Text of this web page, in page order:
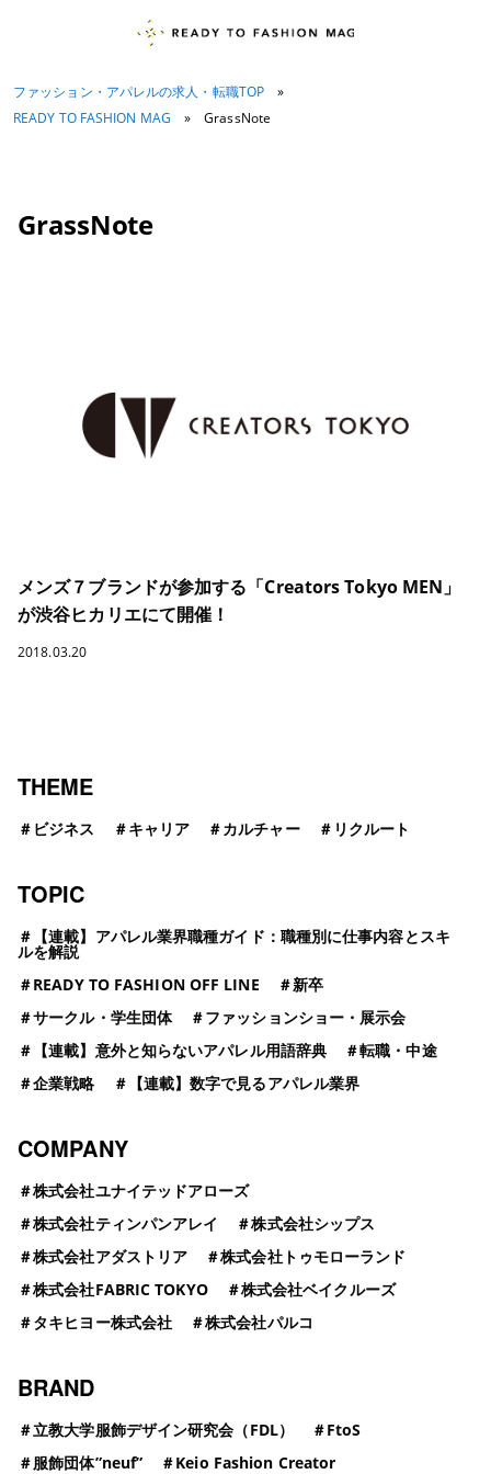
ファッション・アパレルの求人・転職TOP
»
READY TO FASHION MAG
» GrassNote
GrassNote
メンズ７ブランドが参加する「Creators Tokyo MEN」
が渋谷ヒカリエにて開催！
2018.03.20
THEME
＃ ビジネス ＃キャリア ＃カルチャー ＃ リクルート
TOPIC
＃ 【連載】アパレル業界職種ガイド：職種別に仕事内容とスキ
ルを解説
＃READY TO FASHION OFF LINE ＃新卒
＃サークル・学生団体 ＃ファッションショー・展示会
＃
【連載】意外と知らないアパレル用語辞典 ＃転職・中途
＃企業戦略 ＃ 【連載】数字で見るアパレル業界
COMPANY
＃株式会社ユナイテッドアローズ
＃株式会社ティンパンアレイ ＃株式会社シップス
＃株式会社アダストリア ＃株式会社トゥモローランド
＃株式会社FABRIC TOKYO ＃株式会社ベイクルーズ
＃タキヒヨー株式会社 ＃株式会社パルコ
BRAND
＃立教大学服飾デザイン研究会（FDL） ＃FtoS
＃服飾団体”neuf” ＃Keio Fashion Creator